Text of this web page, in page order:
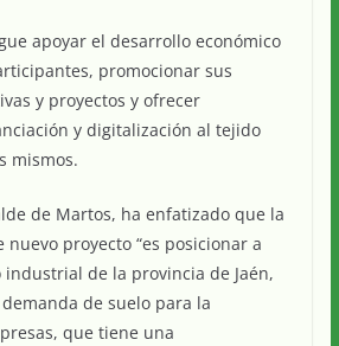
apoyar el desarrollo económico
promocionar sus
y proyectos y ofrecer
y digitalización al tejido
mismos.
de Martos, ha enfatizado que la
nuevo proyecto “es posicionar a
industrial de la provincia de Jaén,
de suelo para la
que tiene una